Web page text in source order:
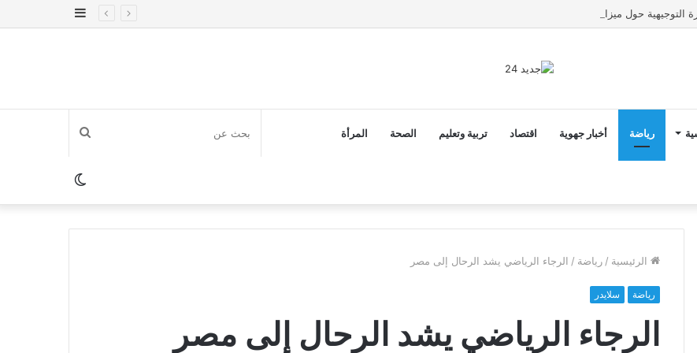
العدالة الاجتماعية والمجالية خيار استراتيجي للبلاد
إضافة
رياضة أخبار جهوية اقتصاد تربية وتعليم الصحة المرأة بحث
عنالوضع
المظلم
الرئيسية / رياضة / الرجاء الرياضي يشد الرحال إلى مصر
رياضة سلايدر
الرجاء الرياضي يشد الرحال إلى مصر